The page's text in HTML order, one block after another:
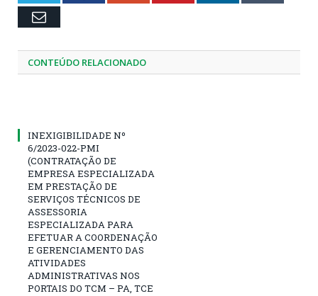
Email
CONTEÚDO RELACIONADO
INEXIGIBILIDADE Nº
6/2023-022-PMI
(CONTRATAÇÃO DE
EMPRESA ESPECIALIZADA
EM PRESTAÇÃO DE
SERVIÇOS TÉCNICOS DE
ASSESSORIA
ESPECIALIZADA PARA
EFETUAR A COORDENAÇÃO
E GERENCIAMENTO DAS
ATIVIDADES
ADMINISTRATIVAS NOS
PORTAIS DO TCM – PA, TCE